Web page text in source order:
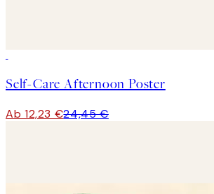
Self-Care Afternoon Poster
Ab 12,23 €24,45 €